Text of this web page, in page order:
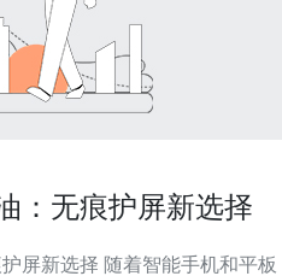
：无痕护屏新选择
智能手机和平板